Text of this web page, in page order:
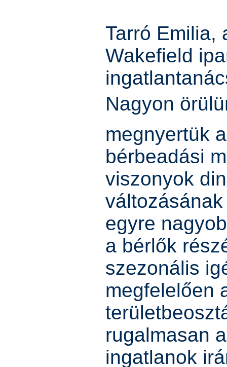
Tarró Emilia,
Wakefield
Nagyon
megnyertük
bérbeadási
viszonyok
egyre
a bérlők
szezonális
megfelelően
rugalmasan
ingatlanok